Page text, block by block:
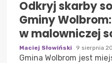
Odkryj skarby
Gminy
w malowniczej
Maciej Słowiński 9 sierpnia
Gmina Wolbrom jest